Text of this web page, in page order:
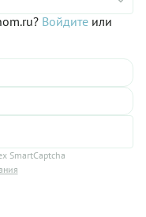
Войдите или
SmartCaptcha